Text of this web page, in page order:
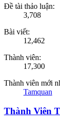
Đề tài thảo luận:
3,708
Bài viết:
12,462
Thành viên:
17,300
Thành viên mới
Tamquan
Thành Viên